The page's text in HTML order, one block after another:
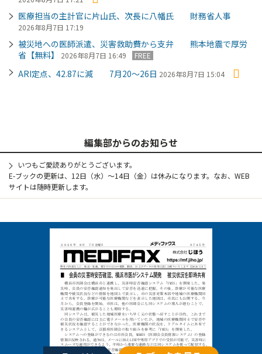
医療担当の主計官に片山氏、次長に八幡氏 財務省人事
2026年8月7日 17:19
被災地への医師派遣、災害救助費から支弁 熊本地震で厚労
省【無料】
2026年8月7日 16:49 FREE
ARI定点、42.87に減 7月20～26日 2026年8月7日 15:04
編集部からのお知らせ
いつもご愛読ありがとうございます。
E-ブックの更新は、12日（水）～14日（金）は休みになります。なお、WEB
サイトは随時更新します。